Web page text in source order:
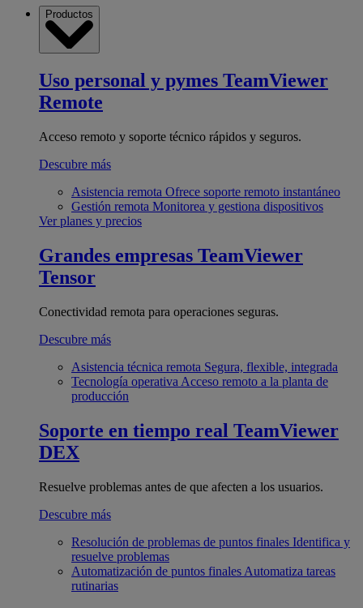
Productos
Uso personal y pymes TeamViewer
Remote
Acceso remoto y soporte técnico rápidos y seguros.
Descubre más
Asistencia remota Ofrece soporte remoto instantáneo
Gestión remota Monitorea y gestiona dispositivos
Ver planes y precios
Grandes empresas TeamViewer
Tensor
Conectividad remota para operaciones seguras.
Descubre más
Asistencia técnica remota Segura, flexible, integrada
Tecnología operativa Acceso remoto a la planta de
producción
Soporte en tiempo real TeamViewer
DEX
Resuelve problemas antes de que afecten a los usuarios.
Descubre más
Resolución de problemas de puntos finales Identifica y
resuelve problemas
Automatización de puntos finales Automatiza tareas
rutinarias